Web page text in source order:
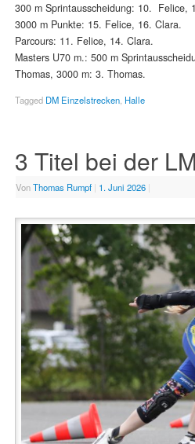
300 m Sprintausscheidung: 10. Felice,
3000 m Punkte: 15. Felice, 16. Clara.
Parcours: 11. Felice, 14. Clara.
Masters U70 m.: 500 m
Thomas, 3000 m: 3. Thomas.
Tagged DM Einzelstrecken, Halle
3 Titel bei der
VonThomas Rumpf | 1. Juni 2026 |